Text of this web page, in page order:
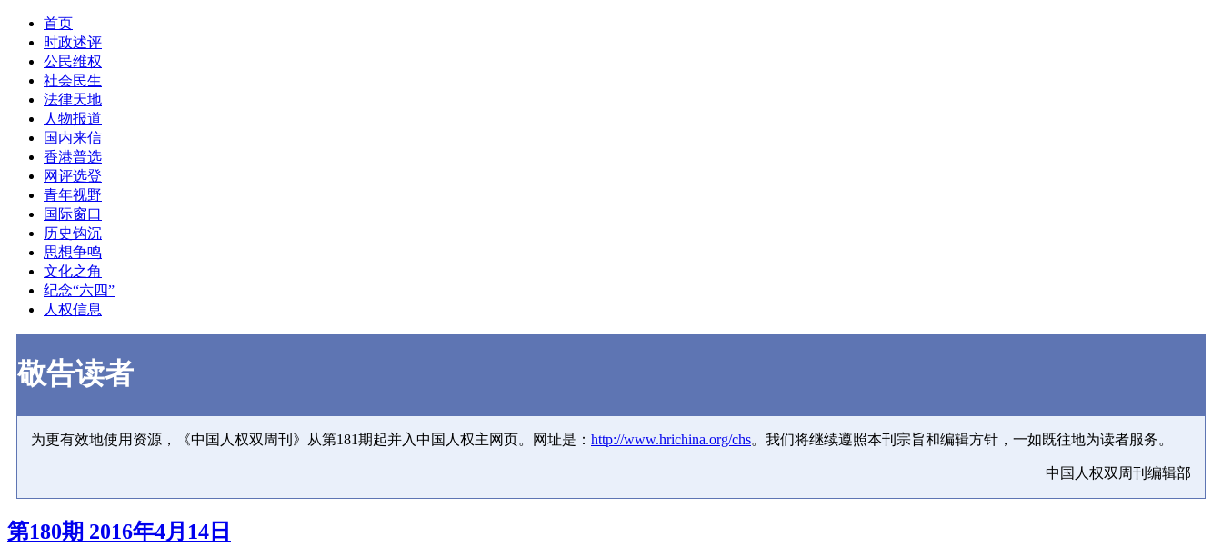
首页
时政述评
公民维权
社会民生
法律天地
人物报道
国内来信
香港普选
网评选登
青年视野
国际窗口
历史钩沉
思想争鸣
文化之角
纪念“六四”
人权信息
敬告读者
为更有效地使用资源，《中国人权双周刊》从第181期起并入中国人权主网页。网址是： http://www.hrichina.org/chs。我们将继续遵照本刊宗旨和编辑方针，一如既往地为读者服务。
中国人权双周刊编辑部
第180期 2016年4月14日